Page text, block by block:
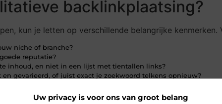
Uw privacy is voor ons van groot belang
backlinkplaatsing?
kun je letten op verschillende belangrijke
niche of branche?
reputatie?
inhoud, en niet in een lijst met tientallen links?
gevarieerd, of juist exact je zoekwoord telkens opnieuw?
gecommuniceerd?
links, geen massale linkverkoop?